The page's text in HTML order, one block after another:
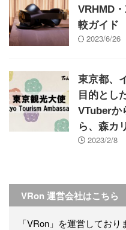
VRHMD
較ガイド
2023/6/26
東京都、
目的とし
VTuberか
ら、森カ
2023/2/8
VRon 運営会社はこちら
「VRon」を運営してお